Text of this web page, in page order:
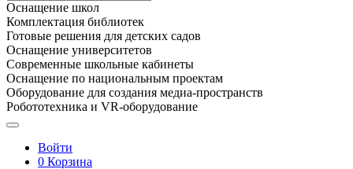
Оснащение школ
Комплектация библиотек
Готовые решения для детских садов
Оснащение университетов
Современные школьные кабинеты
Оснащение по национальным проектам
Оборудование для создания медиа-пространств
Робототехника и VR-оборудование
Войти
0 Корзина